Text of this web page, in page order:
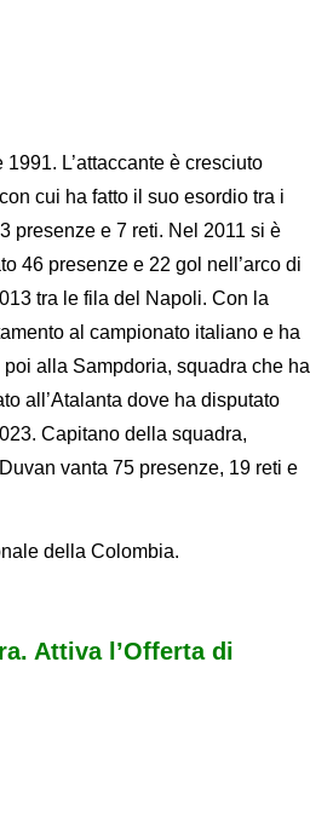
L’attaccante è cresciuto
cui ha fatto il suo esordio tra i
presenze e 7 reti. Nel 2011 si è
46 presenze e 22 gol nell’arco di
tra le fila del Napoli. Con la
al campionato italiano e ha
alla Sampdoria, squadra che ha
all’Atalanta dove ha disputato
Capitano della squadra,
vanta 75 presenze, 19 reti e
della Colombia.
Attiva l’Offerta di